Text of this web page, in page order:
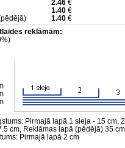
2.46 €
1.40 €
1.40 €
reklāmām:
Pirmajā lapā 1 sleja - 15 cm,
cm, Reklāmas lapā (pēdējā) 35 cm
Pirmajā lapā 2 cm